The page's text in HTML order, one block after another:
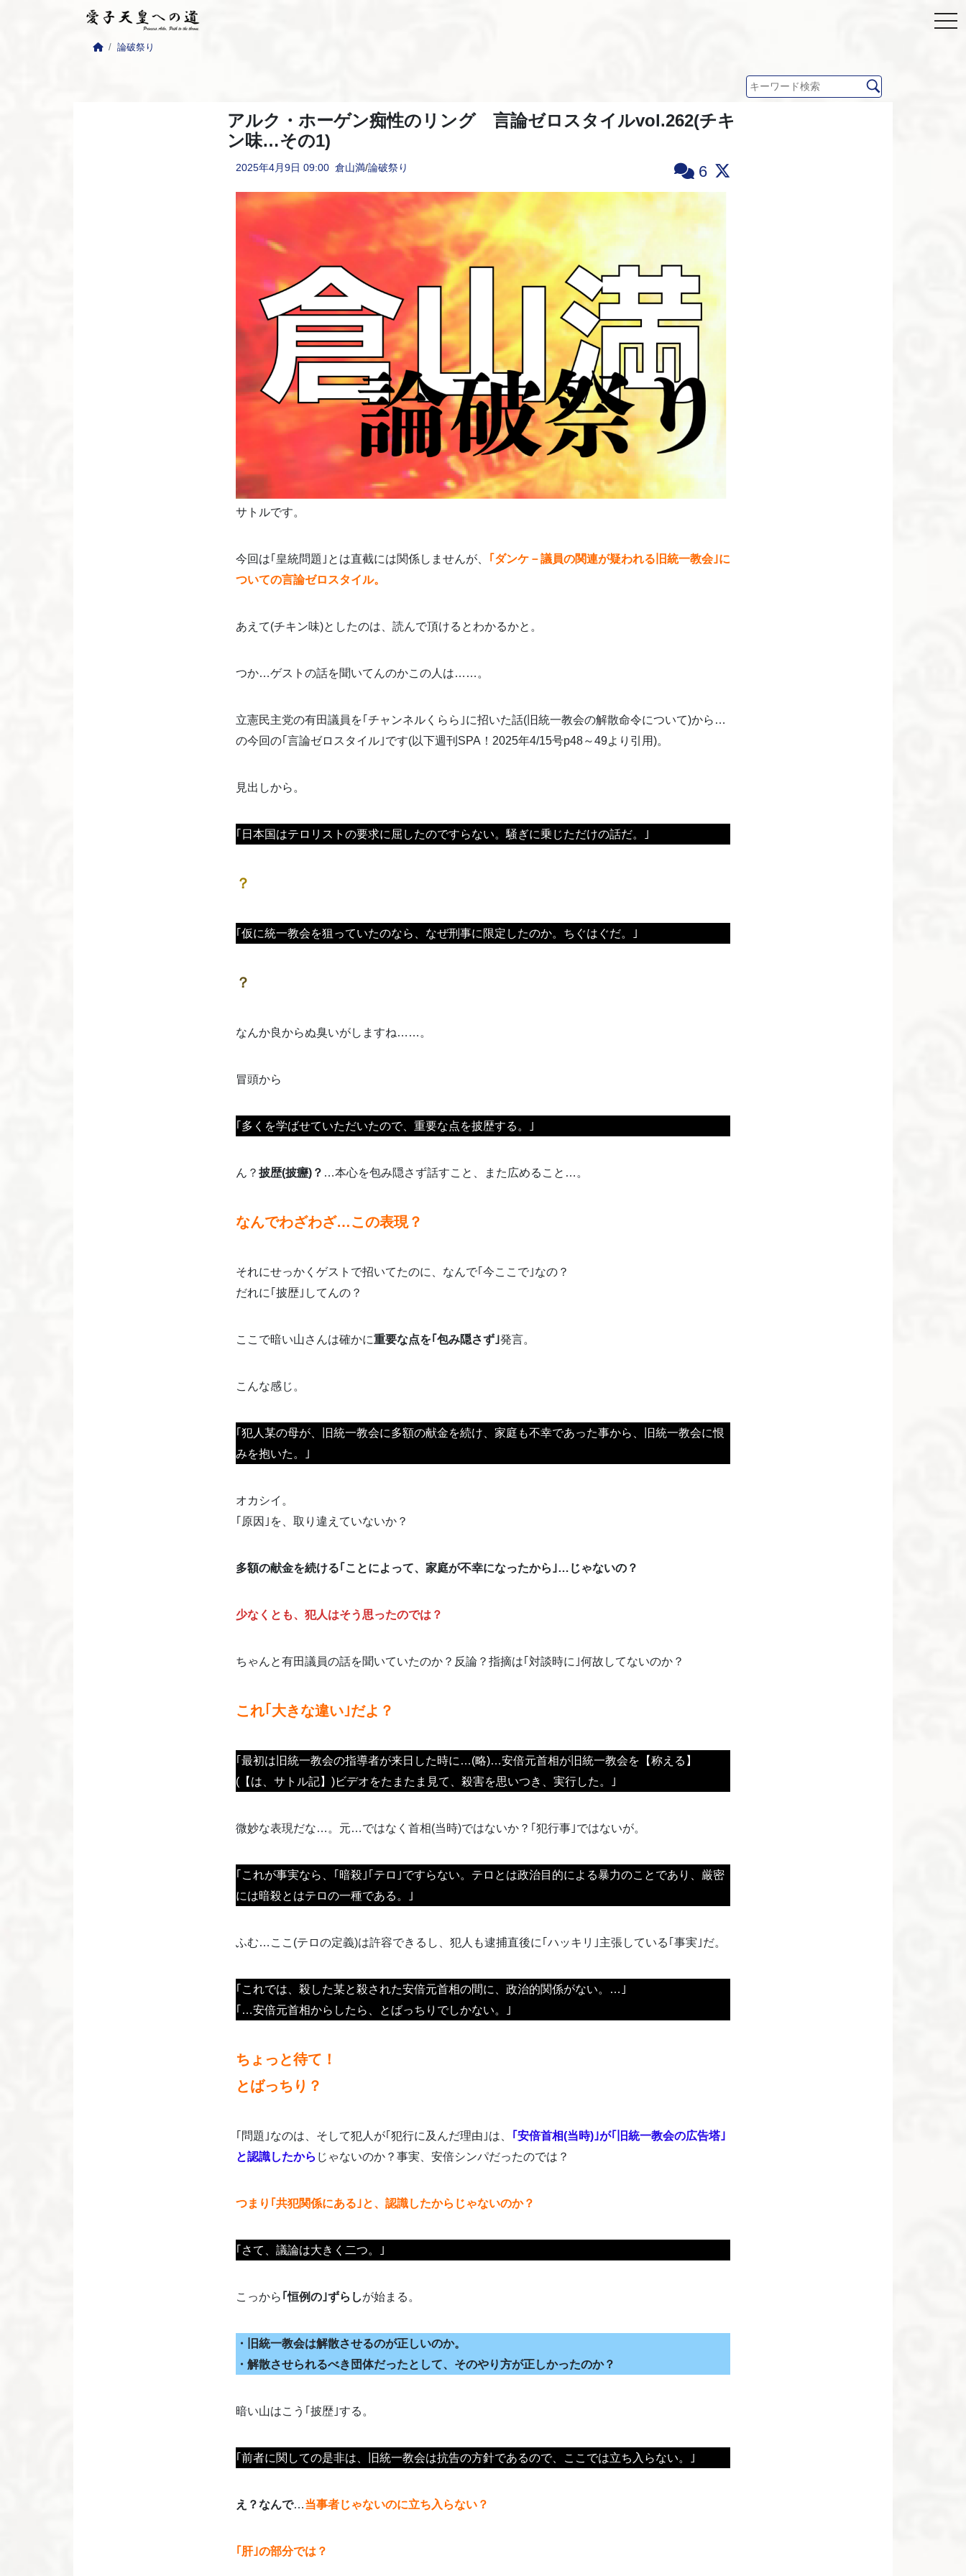
論破祭り
アルク・ホーゲン痴性のリング 言論ゼロスタイルvol.262(チキ
ン味…その1)
2025年4月9日 09:00 倉山満/論破祭り 6
サトルです。
今回は｢皇統問題｣とは直截には関係しませんが、
｢ダンケ－議員の関連が疑われる旧統一教会｣に
ついての言論ゼロスタイル。
あえて(チキン味)としたのは、読んで頂けるとわかるかと。
つか…ゲストの話を聞いてんのかこの人は……。
立憲民主党の有田議員を｢チャンネルくらら｣に招いた話(旧統一教会の解散命令について)から…
の今回の｢言論ゼロスタイル｣です(以下週刊SPA！2025年4/15号p48～49より引用)。
見出しから。
｢日本国はテロリストの要求に屈したのですらない。騒ぎに乗じただけの話だ。｣
？
｢仮に統一教会を狙っていたのなら、なぜ刑事に限定したのか。ちぐはぐだ。｣
？
なんか良からぬ臭いがしますね……。
冒頭から
｢多くを学ばせていただいたので、重要な点を披歴する。｣
ん？ 披歴(披癧)？ …本心を包み隠さず話すこと、また広めること…。
なんでわざわざ…この表現？
それにせっかくゲストで招いてたのに、なんで｢今ここで｣なの？
だれに｢披歴｣してんの？
ここで暗い山さんは確かに重要な点を｢包み隠さず｣発言。
こんな感じ。
｢犯人某の母が、旧統一教会に多額の献金を続け、家庭も不幸であった事から、旧統一教会に恨
みを抱いた。｣
オカシイ。
｢原因｣を、取り違えていないか？
多額の献金を続ける｢ことによって、家庭が不幸になったから｣…じゃないの？
少なくとも、犯人はそう思ったのでは？
ちゃんと有田議員の話を聞いていたのか？反論？指摘は｢対談時に｣何故してないのか？
これ｢大きな違い｣だよ？
｢最初は旧統一教会の指導者が来日した時に…(略)…安倍元首相が旧統一教会を【称える】
(【は、サトル記】)ビデオをたまたま見て、殺害を思いつき、実行した。｣
微妙な表現だな…。元…ではなく首相(当時)ではないか？｢犯行事｣ではないが。
｢これが事実なら、｢暗殺｣｢テロ｣ですらない。テロとは政治目的による暴力のことであり、厳密
には暗殺とはテロの一種である。｣
ふむ…ここ(テロの定義)は許容できるし、犯人も逮捕直後に｢ハッキリ｣主張している｢事実｣だ。
｢これでは、殺した某と殺された安倍元首相の間に、政治的関係がない。…｣
｢…安倍元首相からしたら、とばっちりでしかない。｣
ちょっと待て！
とばっちり？
｢問題｣なのは、そして犯人が｢犯行に及んだ理由｣は、
｢安倍首相(当時)｣が｢旧統一教会の広告塔｣
と認識したから じゃないのか？事実、安倍シンパだったのでは？
つまり｢共犯関係にある｣と、認識したからじゃないのか？
｢さて、議論は大きく二つ。｣
こっから ｢恒例の｣ずらしが始まる。
・旧統一教会は解散させるのが正しいのか。
・解散させられるべき団体だったとして、そのやり方が正しかったのか？
暗い山はこう｢披歴｣する。
｢前者に関しての是非は、旧統一教会は抗告の方針であるので、ここでは立ち入らない。｣
え？なんで…当事者じゃないのに立ち入らない？
｢肝｣の部分では？